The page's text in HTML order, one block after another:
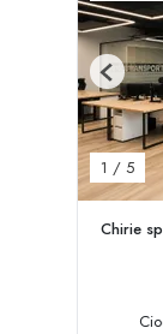
1 / 5
Previous
Chirie